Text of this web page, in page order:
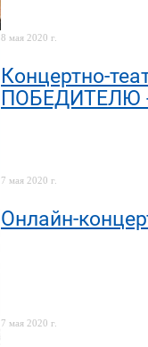
8 мая 2020 г.
Концертно-
ПОБЕДИТЕЛЮ
7 мая 2020 г.
Онлайн-
7 мая 2020 г.